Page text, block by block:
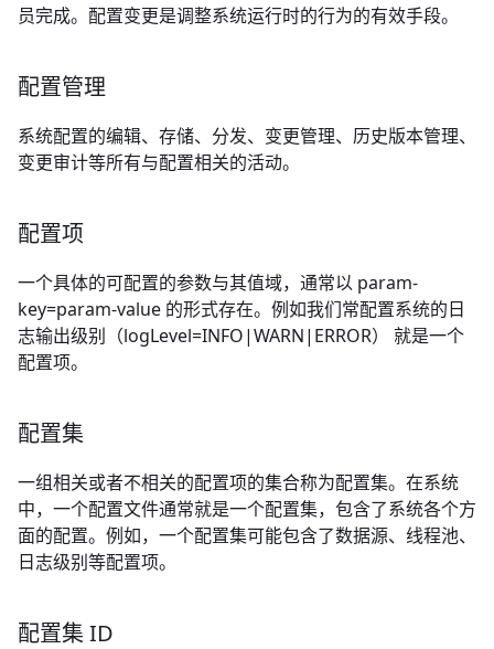
员完成。配置变更是调整系统运行时的行为的有效手段。
配置管理
系统配置的编辑、存储、分发、变更管理、历史版本管理、
变更审计等所有与配置相关的活动。
配置项
一个具体的可配置的参数与其值域，通常以 param-
key=param-value 的形式存在。例如我们常配置系统的日
志输出级别（logLevel=INFO|WARN|ERROR） 就是一个
配置项。
配置集
一组相关或者不相关的配置项的集合称为配置集。在系统
中，一个配置文件通常就是一个配置集，包含了系统各个方
面的配置。例如，一个配置集可能包含了数据源、线程池、
日志级别等配置项。
配置集 ID